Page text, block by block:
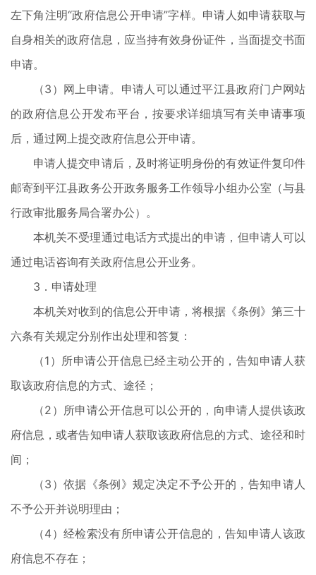
左下角注明“政府信息公开申请”字样。申请人如申请获取与
自身相关的政府信息，应当持有效身份证件，当面提交书面
申请。
（3）网上申请。申请人可以通过平江县政府门户网站
的政府信息公开发布平台，按要求详细填写有关申请事项
后，通过网上提交政府信息公开申请。
申请人提交申请后，及时将证明身份的有效证件复印件
邮寄到平江县政务公开政务服务工作领导小组办公室（与县
行政审批服务局合署办公）。
本机关不受理通过电话方式提出的申请，但申请人可以
通过电话咨询有关政府信息公开业务。
3．申请处理
本机关对收到的信息公开申请，将根据《条例》第三十
六条有关规定分别作出处理和答复：
（1）所申请公开信息已经主动公开的，告知申请人获
取该政府信息的方式、途径；
（2）所申请公开信息可以公开的，向申请人提供该政
府信息，或者告知申请人获取该政府信息的方式、途径和时
间；
（3）依据《条例》规定决定不予公开的，告知申请人
不予公开并说明理由；
（4）经检索没有所申请公开信息的，告知申请人该政
府信息不存在；